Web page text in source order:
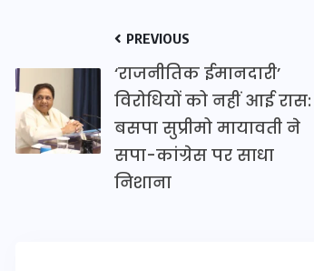
PREVIOUS
‘राजनीतिक ईमानदारी’
विरोधियों को नहीं आई रास:
बसपा सुप्रीमो मायावती ने
सपा-कांग्रेस पर साधा
निशाना